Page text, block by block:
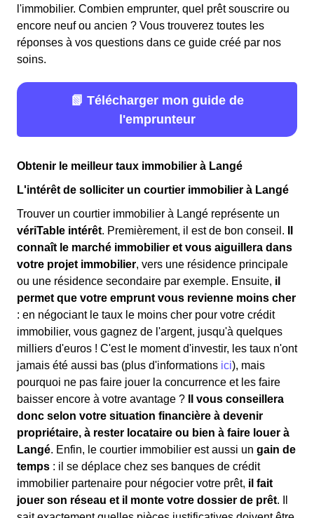
l'immobilier. Combien emprunter, quel prêt souscrire ou
encore neuf ou ancien ? Vous trouverez toutes les
réponses à vos questions dans ce guide créé par nos
soins.
📗 Télécharger mon guide de
l'emprunteur
Obtenir le meilleur taux immobilier à Langé
L'intérêt de solliciter un courtier immobilier à Langé
Trouver un courtier immobilier à Langé représente un
vériTable intérêt. Premièrement, il est de bon conseil.
connaît le marché immobilier et vous aiguillera dans
votre projet immobilier, vers une résidence principale
ou une résidence secondaire par exemple. Ensuite, il
permet que votre emprunt vous revienne moins cher
: en négociant le taux le moins cher pour votre crédit
immobilier, vous gagnez de l'argent, jusqu'à quelques
milliers d'euros ! C'est le moment d'investir, les taux n'ont
jamais été aussi bas (plus d'informations ici), mais
pourquoi ne pas faire jouer la concurrence et les faire
baisser encore à votre avantage ?
Il vous conseillera
donc selon votre situation financière à devenir
propriétaire, à rester locataire ou bien à faire louer à
Langé. Enfin, le courtier immobilier est aussi un gain de
temps : il se déplace chez ses banques de crédit
immobilier partenaire pour négocier votre prêt, il fait
jouer son réseau et il monte votre dossier de prêt. Il